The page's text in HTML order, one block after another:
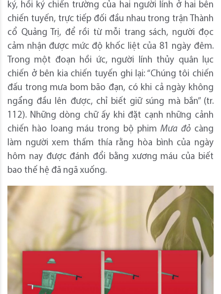
ký, hồi ký chiến trường của hai người lính ở hai bên
chiến tuyến, trực tiếp đối đầu nhau trong trận Thành
cổ Quảng Trị, để rồi từ mỗi trang sách, người đọc
cảm nhận được mức độ khốc liệt của 81 ngày đêm.
Trong một đoạn hồi ức, người lính thủy quân lục
chiến ở bên kia chiến tuyến ghi lại: “Chúng tôi chiến
đấu trong mưa bom bão đạn, có khi cả ngày không
ngẩng đầu lên được, chỉ biết giữ súng mà bắn” (tr.
112). Những dòng chữ ấy khi đặt cạnh những cảnh
chiến hào loang máu trong bộ phimMưa đỏcàng
làm người xem thấm thía rằng hòa bình của ngày
hôm nay được đánh đổi bằng xương máu của biết
bao thế hệ đã ngã xuống.